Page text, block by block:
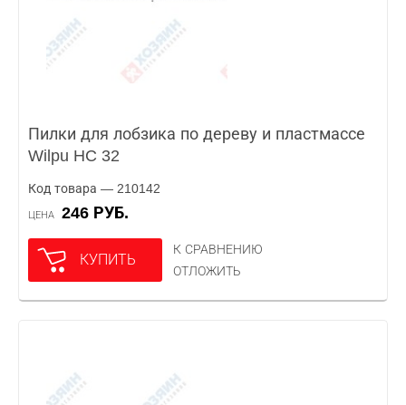
Пилки для лобзика по дереву и пластмассе
Wilpu HC 32
Код товара — 210142
ЦЕНА 246 РУБ.
КУПИТЬ
К СРАВНЕНИЮ
ОТЛОЖИТЬ